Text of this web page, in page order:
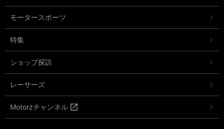
モータースポーツ
特集
ショップ探訪
レーサーズ
Motorzチャンネル